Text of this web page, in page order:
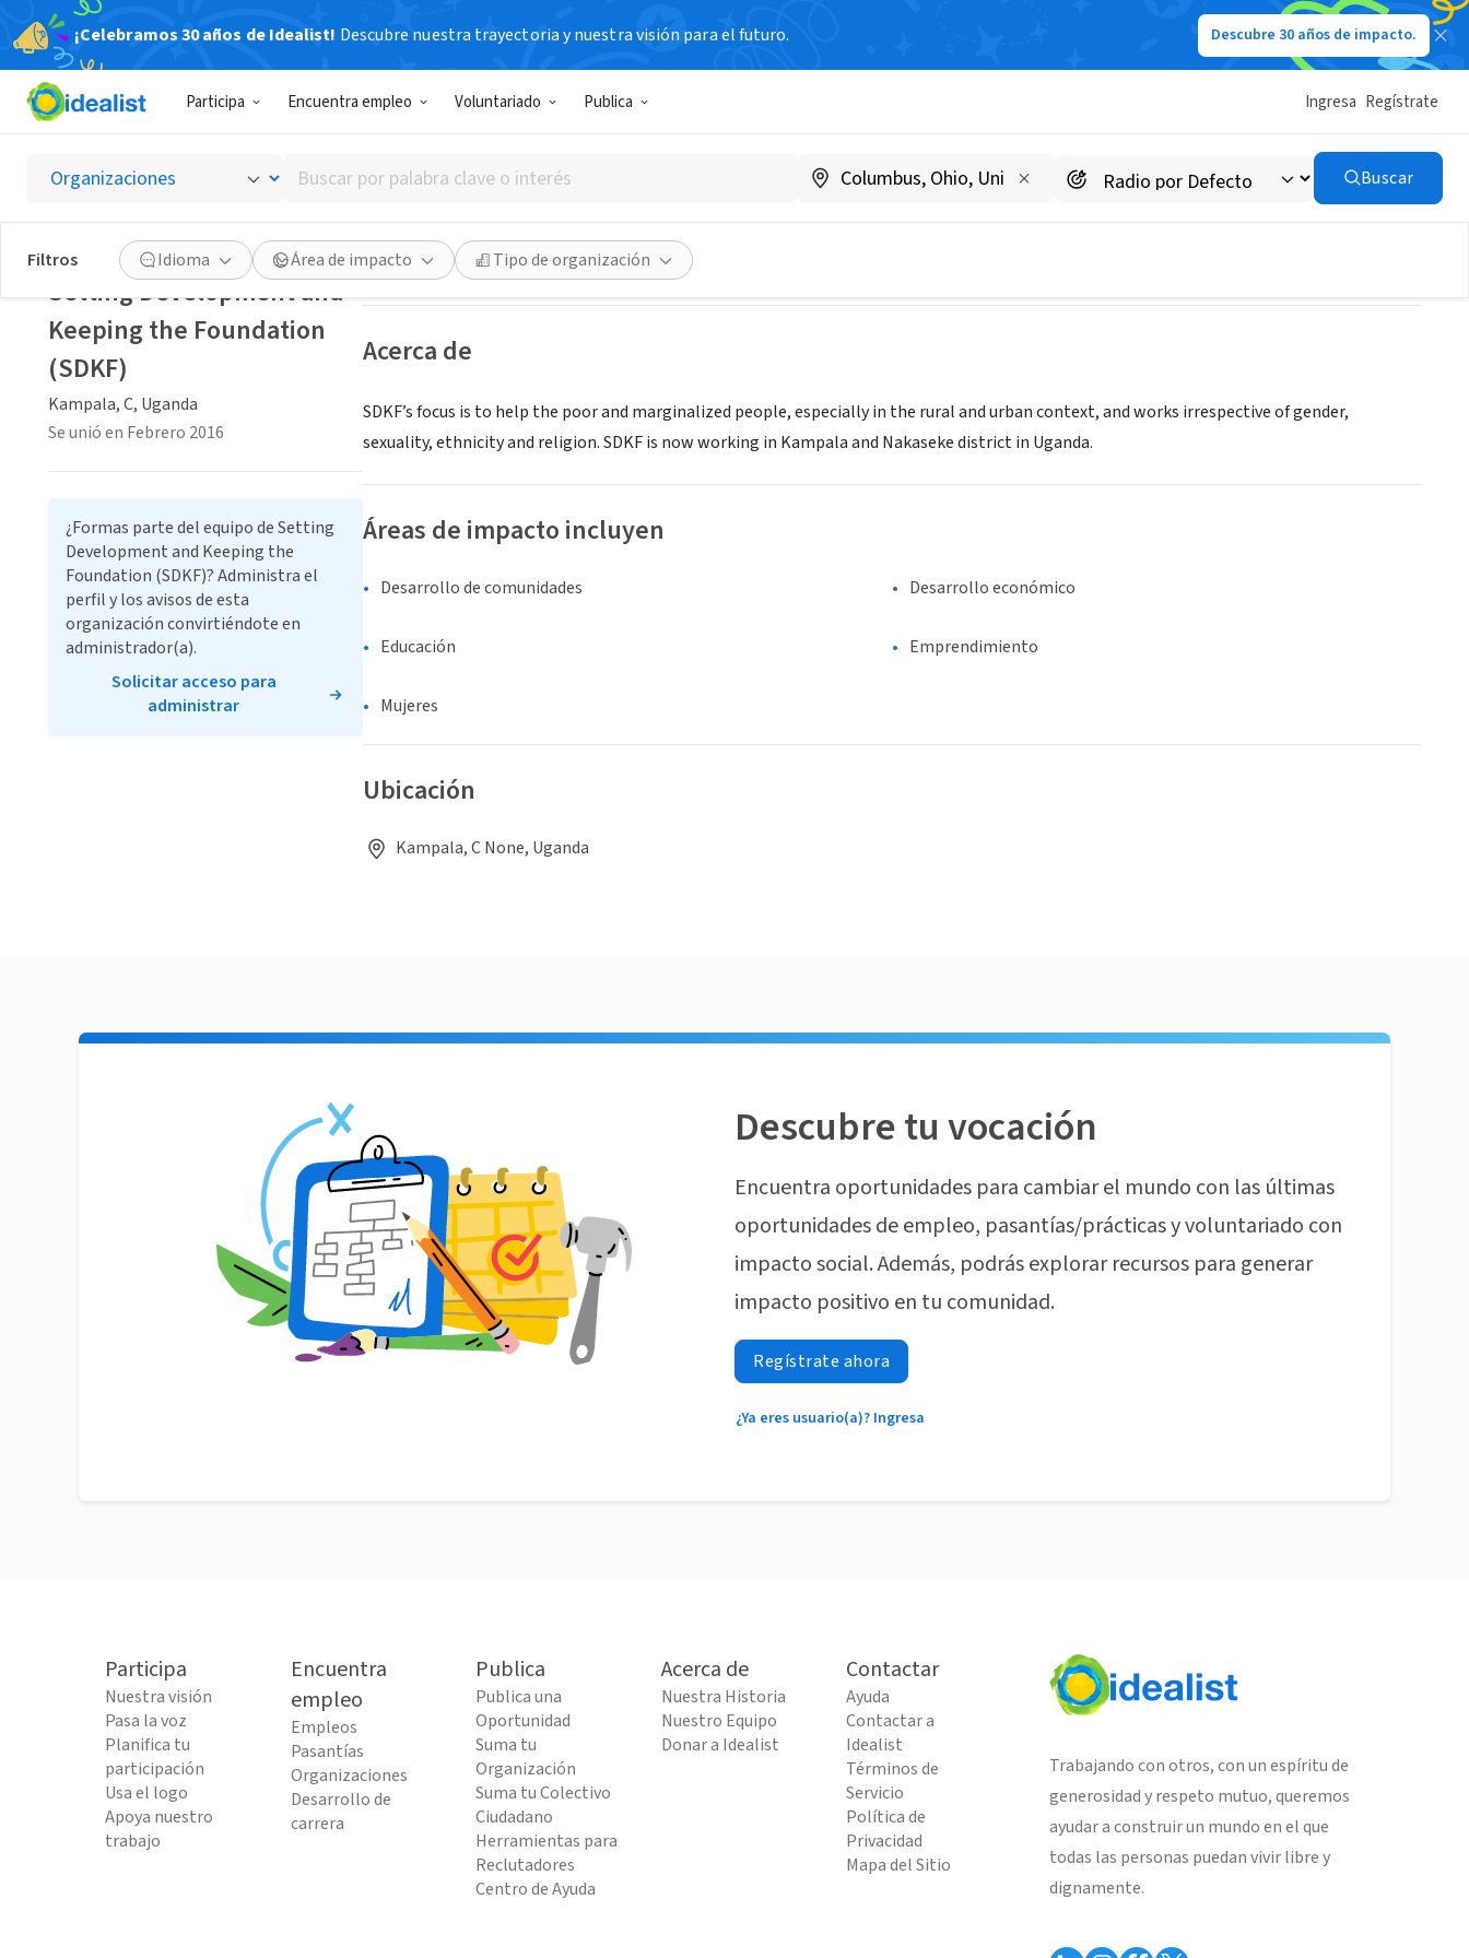
¡Celebramos 30 años de Idealist! Descubre nuestra trayectoria y nuestra visión para el futuro. Descubre 30 años de impacto.
Participa Encuentra empleo Voluntariado Publica Ingresa Regístrate
Buscar
por
palabra
clave
o
interés
Buscar
Filtros Idioma Área de impacto Tipo de organización
Setting Development and Keeping the Foundation (SDKF)
Kampala, C, Uganda |www.sdkfoundation.8k.com/
Guardar Compartir
Acerca de
SDKF’s focus is to help the poor and marginalized people, especially in the rural and urban context, and works irrespective of gender,
sexuality, ethnicity and religion. SDKF is now working in Kampala and Nakaseke district in Uganda.
Áreas de impacto incluyen
Desarrollo de comunidades Desarrollo económico
Educación Emprendimiento
Mujeres
Ubicación
Kampala, C None, Uganda
Setting Development and
Keeping the Foundation
(SDKF)
Kampala, C, Uganda
Se unió en Febrero 2016
¿Formas parte del equipo de Setting
Development and Keeping the
Foundation (SDKF)? Administra el
perfil y los avisos de esta
organización convirtiéndote en
administrador(a).
Solicitar acceso para
administrar
Descubre tu vocación
Encuentra oportunidades para cambiar el mundo con las últimas
oportunidades de empleo, pasantías/prácticas y voluntariado con
impacto social. Además, podrás explorar recursos para generar
impacto positivo en tu comunidad.
Regístrate ahora
¿Ya eres usuario(a)? Ingresa
Participa
Nuestra visión
Pasa la voz
Planifica tu
participación
Usa el logo
Apoya nuestro
trabajo
Encuentra
empleo
Empleos
Pasantías
Organizaciones
Desarrollo de
carrera
Publica
Publica una
Oportunidad
Suma tu
Organización
Suma tu Colectivo
Ciudadano
Herramientas para
Reclutadores
Centro de Ayuda
Acerca de
Nuestra Historia
Nuestro Equipo
Donar a Idealist
Contactar
Ayuda
Contactar a
Idealist
Términos de
Servicio
Política de
Privacidad
Mapa del Sitio
Trabajando con otros, con un espíritu de
generosidad y respeto mutuo, queremos
ayudar a construir un mundo en el que
todas las personas puedan vivir libre y
dignamente.